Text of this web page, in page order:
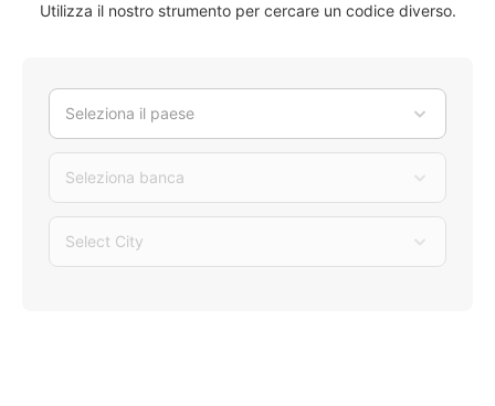
Utilizza il nostro strumento per cercare un codice diverso.
Seleziona il paese
Seleziona banca
Select City